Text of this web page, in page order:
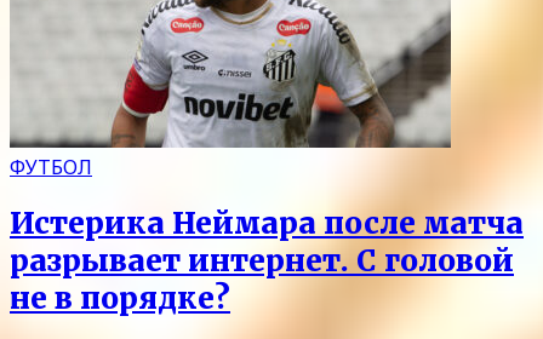
ФУТБОЛ
Истерика Неймара после матча
разрывает интернет. С головой
не в порядке?